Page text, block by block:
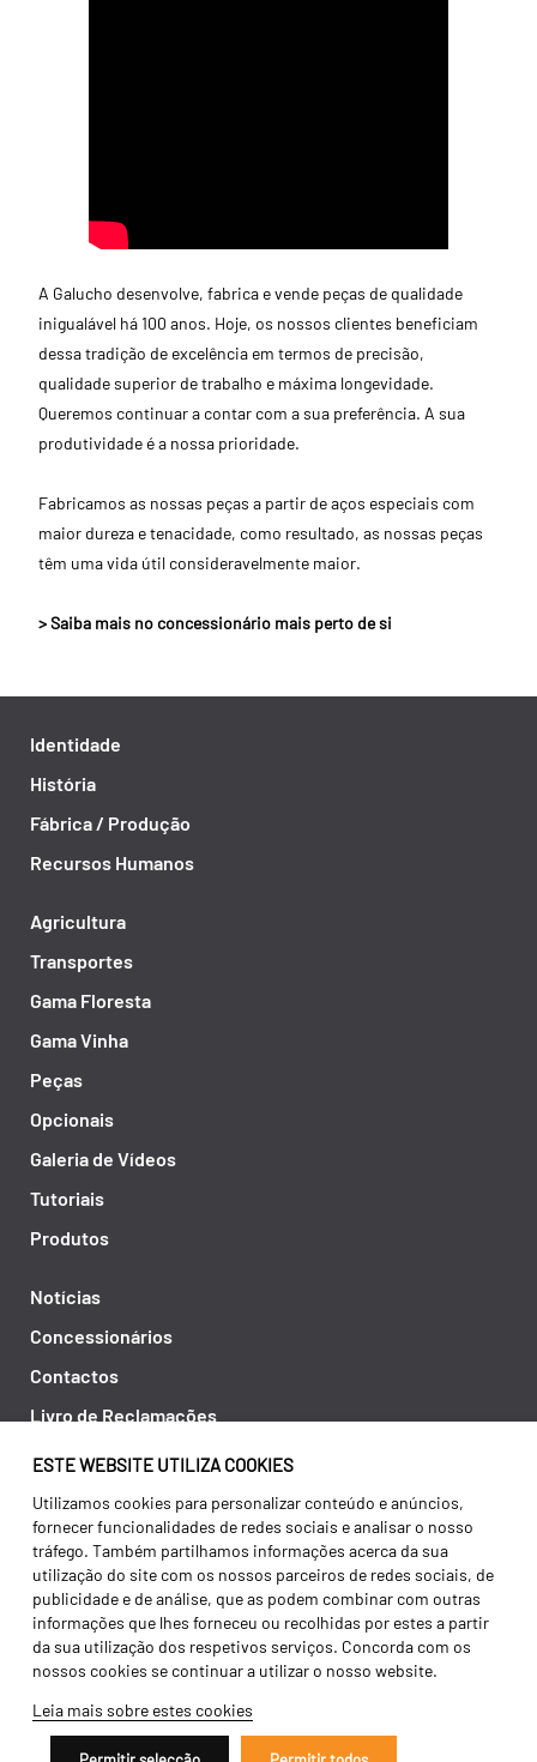
ESTE WEBSITE UTILIZA COOKIES
Utilizamos cookies para personalizar conteúdo e anúncios,
fornecer funcionalidades de redes sociais e analisar o nosso
tráfego. Também partilhamos informações acerca da sua
utilização do site com os nossos parceiros de redes sociais, de
publicidade e de análise, que as podem combinar com outras
informações que lhes forneceu ou recolhidas por estes a partir
da sua utilização dos respetivos serviços. Concorda com os
nossos cookies se continuar a utilizar o nosso website.
Leia mais sobre estes cookies
A Galucho desenvolve, fabrica e vende peças de qualidade
inigualável há 100 anos. Hoje, os nossos clientes beneficiam
dessa tradição de excelência em termos de precisão,
qualidade superior de trabalho e máxima longevidade.
Queremos continuar a contar com a sua preferência. A sua
produtividade é a nossa prioridade.
Fabricamos as nossas peças a partir de aços especiais com
maior dureza e tenacidade, como resultado, as nossas peças
têm uma vida útil consideravelmente maior.
> Saiba mais no concessionário mais perto de si
Identidade
História
Fábrica / Produção
Recursos Humanos
Agricultura
Transportes
Gama Floresta
Gama Vinha
Peças
Opcionais
Galeria de Vídeos
Tutoriais
Produtos
Notícias
Concessionários
Contactos
Livro de Reclamações
Política de Privacidade
Canal de Denúncias (RGPC)
Termos e condições